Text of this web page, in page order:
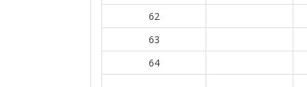
62
63
64